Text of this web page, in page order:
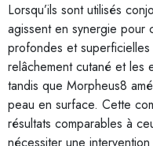
Lorsqu’ils sont utilisés
agissent en synergie pour
profondes et
relâchement cutané et les
tandis que Morpheus8
peau en surface. Cette
résultats comparables à